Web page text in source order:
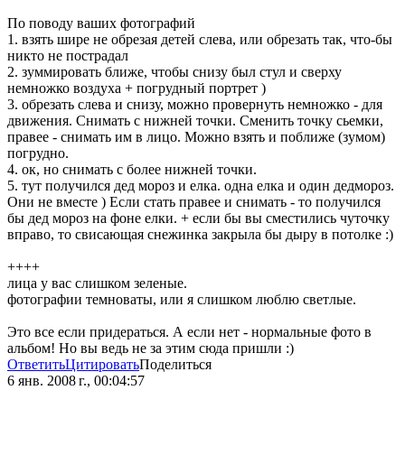
По поводу ваших фотографий
1. взять шире не обрезая детей слева, или обрезать так, что-бы
никто не пострадал
2. зуммировать ближе, чтобы снизу был стул и сверху
немножко воздуха + погрудный портрет )
3. обрезать слева и снизу, можно провернуть немножко - для
движения. Снимать с нижней точки. Сменить точку сьемки,
правее - снимать им в лицо. Можно взять и поближе (зумом)
погрудно.
4. ок, но снимать с более нижней точки.
5. тут получился дед мороз и елка. одна елка и один дедмороз.
Они не вместе ) Если стать правее и снимать - то получился
бы дед мороз на фоне елки. + если бы вы сместились чуточку
вправо, то свисающая снежинка закрыла бы дыру в потолке :)
++++
лица у вас слишком зеленые.
фотографии темноваты, или я слишком люблю светлые.
Это все если придераться. А если нет - нормальные фото в
альбом! Но вы ведь не за этим сюда пришли :)
ОтветитьЦитироватьПоделиться
6 янв. 2008 г., 00:04:57